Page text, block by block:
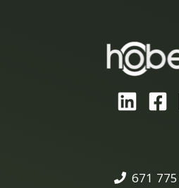
671 775